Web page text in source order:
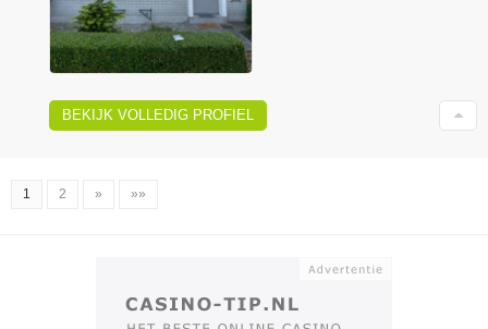
BEKIJK VOLLEDIG PROFIEL
1 2 » »»